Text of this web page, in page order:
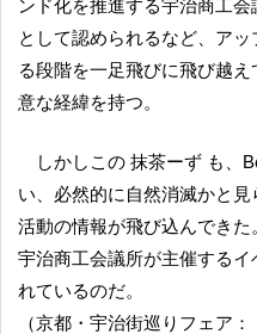
ンド化を推進する宇治商工
として認められるなど、ア
る段階を一足飛びに飛び越
意な経緯を持つ。
しかしこの 抹茶ーず も、Berryz工房の活動停止にともな
い、必然的に自然消滅かと
活動の情報が飛び込んできた
宇治商工会議所が主催する
れているのだ。
（京都・宇治街巡りフェア：